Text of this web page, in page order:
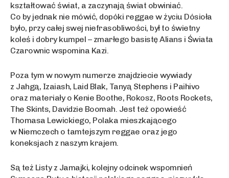
kształtować świat, a zaczynają świat obwiniać.
Co by jednak nie mówić, dopóki reggae w życiu Dósioła
było, przy całej swej niefrasobliwości, był to świetny
koleś i dobry kumpel – zmarłego basistę Alians i Świata
Czarownic wspomina Kazi.
Poza tym w nowym numerze znajdziecie wywiady
z Jahgą, Izaiash, Laid Blak, Tanyą Stephens i Paihivo
oraz materiały o Kenie Boothe, Rokosz, Roots Rockets,
The Skints, Davidzie Boomah. Jest też opowieść
Thomasa Lewickiego, Polaka mieszkającego
w Niemczech o tamtejszym reggae oraz jego
koneksjach z naszym krajem.
Są też Listy z Jamajki, kolejny odcinek wspomnień